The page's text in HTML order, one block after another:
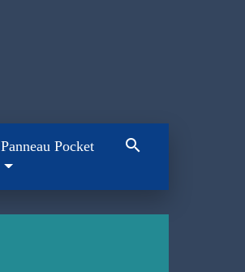
Panneau Pocket search